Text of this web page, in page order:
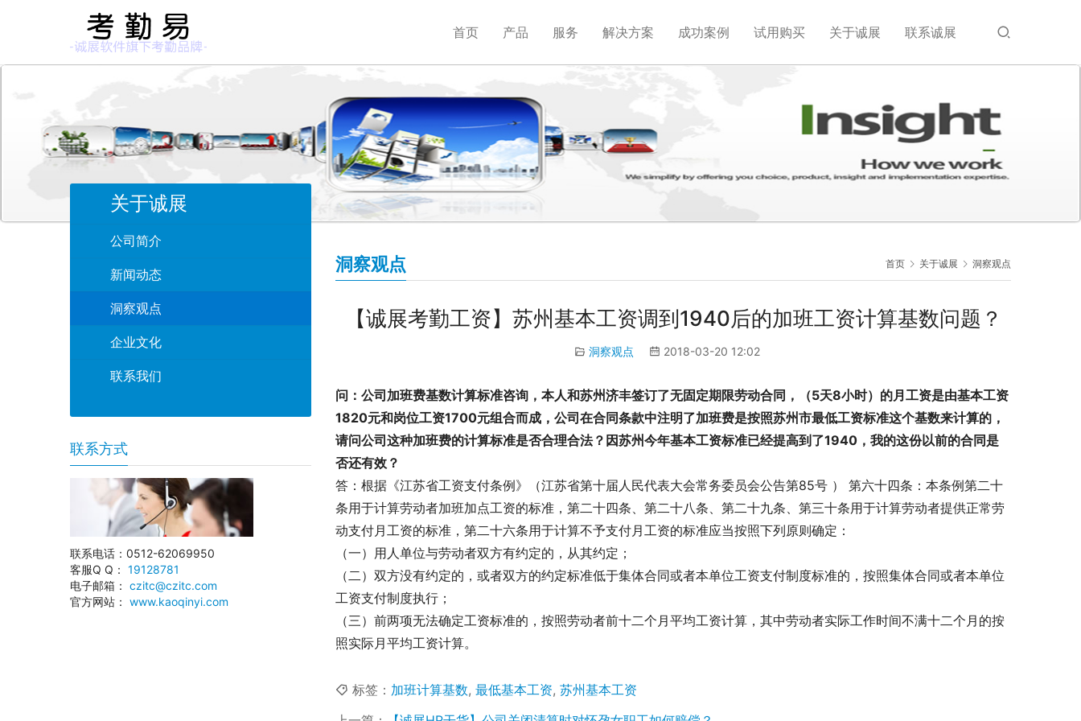
首页 产品 服务 解决方案 成功案例 试用购买 关于诚展 联系诚展
首页 关于诚展 洞察观点
洞察观点
【诚展考勤工资】苏州基本工资调到1940后的加班工资计算基数问题？
洞察观点 2018-03-20 12:02
问：公司加班费基数计算标准咨询，本人和苏州济丰签订了无固定期限劳动合同，（5天8小时）的月工资是由基本工资
1820元和岗位工资1700元组合而成，公司在合同条款中注明了加班费是按照苏州市最低工资标准这个基数来计算的，
请问公司这种加班费的计算标准是否合理合法？因苏州今年基本工资标准已经提高到了1940，我的这份以前的合同是
否还有效？
答：根据《江苏省工资支付条例》（江苏省第十届人民代表大会常务委员会公告第85号 ） 第六十四条：本条例第二十
条用于计算劳动者加班加点工资的标准，第二十四条、第二十八条、第二十九条、第三十条用于计算劳动者提供正常劳
动支付月工资的标准，第二十六条用于计算不予支付月工资的标准应当按照下列原则确定：
（一）用人单位与劳动者双方有约定的，从其约定；
（二）双方没有约定的，或者双方的约定标准低于集体合同或者本单位工资支付制度标准的，按照集体合同或者本单位
工资支付制度执行；
（三）前两项无法确定工资标准的，按照劳动者前十二个月平均工资计算，其中劳动者实际工作时间不满十二个月的按
照实际月平均工资计算。
标签： 加班计算基数, 最低基本工资, 苏州基本工资
关于诚展
公司简介
新闻动态
洞察观点
企业文化
联系我们
联系方式
联系电话：0512-62069950
客服Q Q： 19128781
电子邮箱： czitc@czitc.com
官方网站： www.kaoqinyi.com